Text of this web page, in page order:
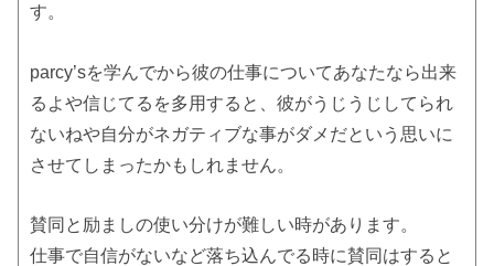
す。
parcy’sを学んでから彼の仕事についてあなたなら出来
るよや信じてるを多用すると、彼がうじうじしてられ
ないねや自分がネガティブな事がダメだという思いに
させてしまったかもしれません。
賛同と励ましの使い分けが難しい時があります。
仕事で自信がないなど落ち込んでる時に賛同はすると